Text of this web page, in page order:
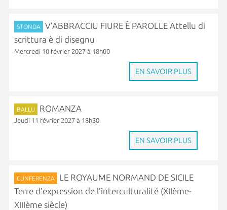
STONDA
V’ABBRACCIU FIURE È PAROLLE Attellu di
scrittura è di disegnu
Mercredi 10 février 2027 à 18h00
EN SAVOIR PLUS
BALLU ROMANZA
Jeudi 11 février 2027 à 18h30
EN SAVOIR PLUS
CUNFERENZA
LE ROYAUME NORMAND DE SICILE
Terre d’expression de l’interculturalité (XIIème-
XIIIème siècle)